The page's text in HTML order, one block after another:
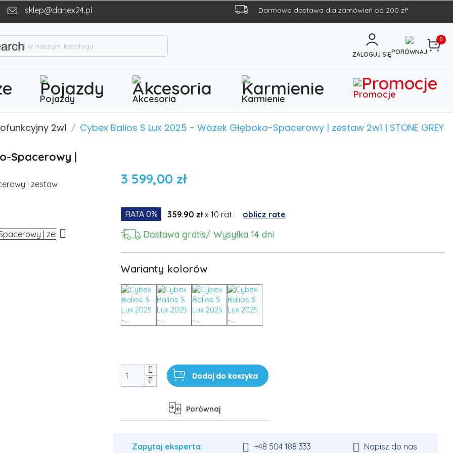
sklep@danex24.pl Darmowa dostawa dla zamówień od 200 zł*
0
ZALOGUJ SIĘPORÓWNAJ
Pojazdy Akcesoria Karmienie Promocje
2w1 Cybex Balios S Lux 2025 - Wózek Głęboko-Spacerowy | zestaw 2w1 | STONE GREY
Spacerowy |

3 599,00 zł
RATA 0% 359.90 złx 10 rat oblicz rate
Dostawa gratis/ Wysyłka 14 dni
Warianty kolorów
Dodaj do koszyka
Porównaj
Zapytaj eksperta:  +48 504 188 333  Napisz do nas